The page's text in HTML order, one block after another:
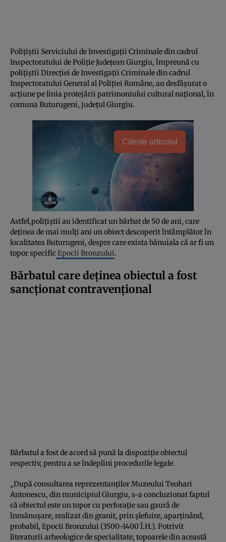
Polițiștii Serviciului de Investigații Criminale din cadrul
Inspectoratului de Poliție Județean Giurgiu, împreună cu
polițiștii Direcției de Investigații Criminale din cadrul
Inspectoratului General al Poliției Române, au desfășurat o
acțiune pe linia protejării patrimoniului cultural național, în
comuna Buturugeni, județul Giurgiu.
Citește articolul
Astfel,polițiștii au identificat un bărbat de 50 de ani, care
deținea de mai mulți ani un obiect descoperit întâmplător în
localitatea Buturugeni, despre care exista bănuiala că ar fi un
topor specificEpocii Bronzului.
Bărbatul care deținea obiectul a fost
sancționat contravențional
Bărbatul a fost de acord să pună la dispoziție obiectul
respectiv, pentru a se îndeplini procedurile legale.
„După consultarea reprezentanților Muzeului Teohari
Antonescu, din municipiul Giurgiu, s-a concluzionat faptul
că obiectul este un topor cu perforație sau gaură de
înmănușare, realizat din granit, prin șlefuire, aparținând,
probabil, Epocii Bronzului (3500-1400 Î.H.). Potrivit
literaturii arheologice de specialitate, topoarele din această